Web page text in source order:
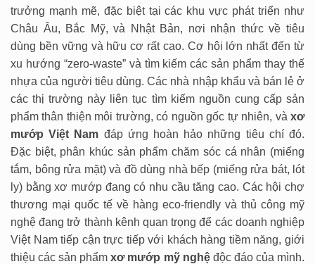
trưởng mạnh mẽ, đặc biệt tại các khu vực phát triển như
Châu Âu, Bắc Mỹ, và Nhật Bản, nơi nhận thức về tiêu
dùng bền vững và hữu cơ rất cao. Cơ hội lớn nhất đến từ
xu hướng “zero-waste” và tìm kiếm các sản phẩm thay thế
nhựa của người tiêu dùng. Các nhà nhập khẩu và bán lẻ ở
các thị trường này liên tục tìm kiếm nguồn cung cấp sản
phẩm thân thiện môi trường, có nguồn gốc tự nhiên, và xơ
mướp Việt Nam đáp ứng hoàn hảo những tiêu chí đó.
Đặc biệt, phân khúc sản phẩm chăm sóc cá nhân (miếng
tắm, bông rửa mặt) và đồ dùng nhà bếp (miếng rửa bát, lót
ly) bằng xơ mướp đang có nhu cầu tăng cao. Các hội chợ
thương mại quốc tế về hàng eco-friendly và thủ công mỹ
nghệ đang trở thành kênh quan trọng để các doanh nghiệp
Việt Nam tiếp cận trực tiếp với khách hàng tiềm năng, giới
thiệu các sản phẩmxơ mướp mỹ nghệđộc đáo của mình.